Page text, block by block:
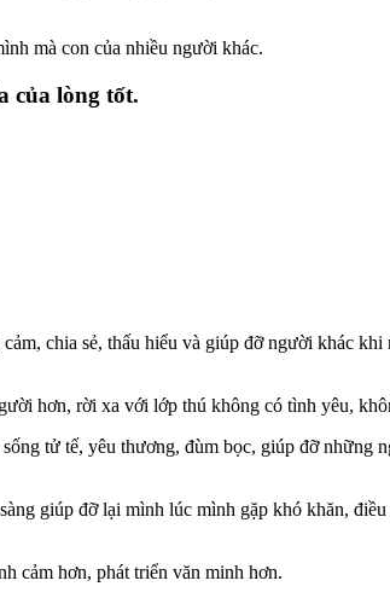
mà con của nhiều người khác.
của lòng tốt.
chia sẻ, thấu hiểu và giúp đỡ người khác
hơn, rời xa với lớp thú không có tình yêu,
tử tế, yêu thương, đùm bọc, giúp đỡ những
giúp đỡ lại mình lúc mình gặp khó khăn,
cảm hơn, phát triển văn minh hơn.